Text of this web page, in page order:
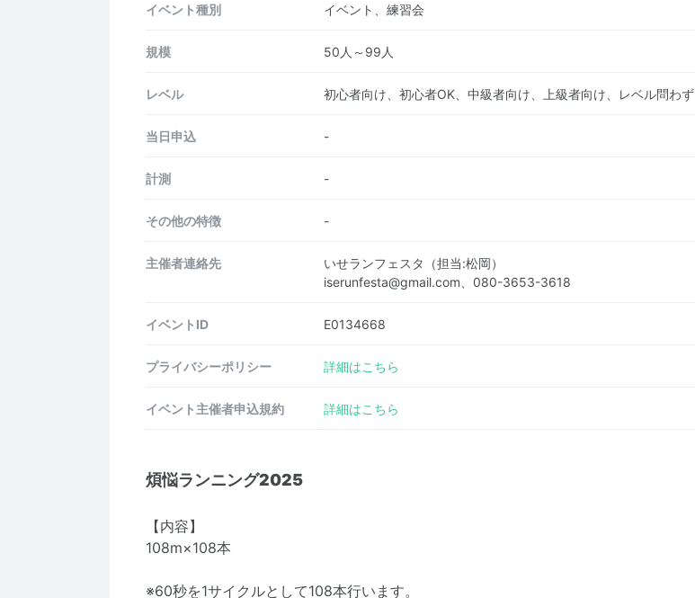
イベント種別 イベント、練習会
規模 50人～99人
レベル 初心者向け、初心者OK、中級者向け、上級者向け、レベル問わず
当日申込 -
計測 -
その他の特徴 -
主催者連絡先
いせランフェスタ（担当:松岡）
iserunfesta@gmail.com、080-3653-3618
イベントID E0134668
プライバシーポリシー 詳細はこちら
イベント主催者申込規約 詳細はこちら
煩悩ランニング2025
【内容】
108m×108本
※60秒を1サイクルとして108本行います。